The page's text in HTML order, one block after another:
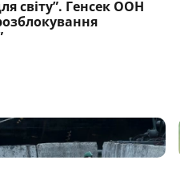
світу”. Генсек ООН